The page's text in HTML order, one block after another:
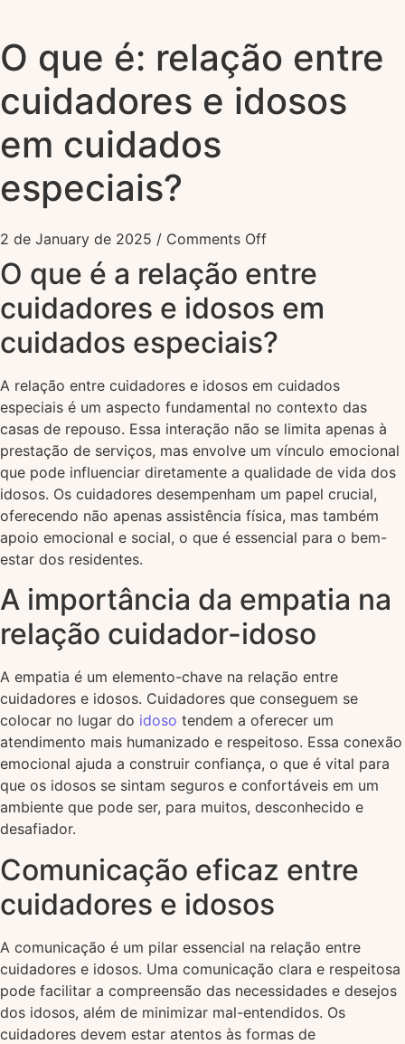
O que é: relação entre
cuidadores e idosos
em cuidados
especiais?
2 de January de 2025 / Comments Off
O que é a relação entre
cuidadores e idosos em
cuidados especiais?
A relação entre cuidadores e idosos em cuidados
especiais é um aspecto fundamental no contexto das
casas de repouso. Essa interação não se limita apenas à
prestação de serviços, mas envolve um vínculo emocional
que pode influenciar diretamente a qualidade de vida dos
idosos. Os cuidadores desempenham um papel crucial,
oferecendo não apenas assistência física, mas também
apoio emocional e social, o que é essencial para o bem-
estar dos residentes.
A importância da empatia na
relação cuidador-idoso
A empatia é um elemento-chave na relação entre
cuidadores e idosos. Cuidadores que conseguem se
colocar no lugar do idoso tendem a oferecer um
atendimento mais humanizado e respeitoso. Essa conexão
emocional ajuda a construir confiança, o que é vital para
que os idosos se sintam seguros e confortáveis em um
ambiente que pode ser, para muitos, desconhecido e
desafiador.
Comunicação eficaz entre
cuidadores e idosos
A comunicação é um pilar essencial na relação entre
cuidadores e idosos. Uma comunicação clara e respeitosa
pode facilitar a compreensão das necessidades e desejos
dos idosos, além de minimizar mal-entendidos. Os
cuidadores devem estar atentos às formas de